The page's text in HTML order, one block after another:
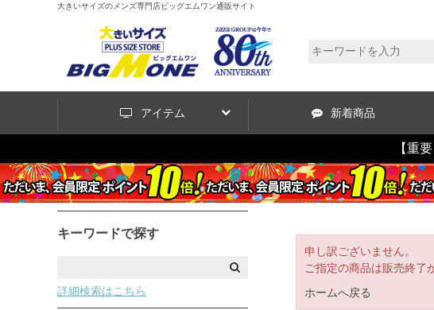
大きいサイズのメンズ専門店ビッグエムワン通販サイト
アイテム 新着商品
【重
キーワードで探す
詳細検索はこちら
申し訳ございません。
ご指定の商品は販売終了
ホームへ戻る